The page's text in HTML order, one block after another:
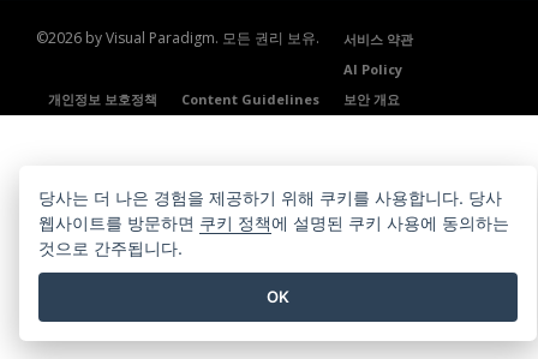
©2026 by Visual Paradigm. 모든 권리 보유.
서비스 약관
AI Policy
개인정보 보호정책
Content Guidelines 보안 개요
당사는 더 나은 경험을 제공하기 위해 쿠키를 사용합니다. 당사
웹사이트를 방문하면 쿠키 정책에 설명된 쿠키 사용에 동의하는
것으로 간주됩니다.
OK